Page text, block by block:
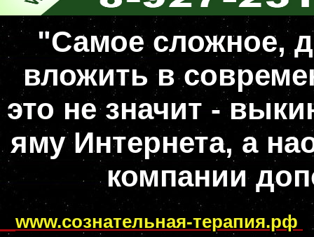
"Самое сложное,
вложить в
это не значит -
яму Интернета, а
компании
www.сознательная-терапия.рф